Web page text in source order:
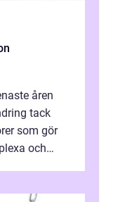
åren
tack
som gör
och